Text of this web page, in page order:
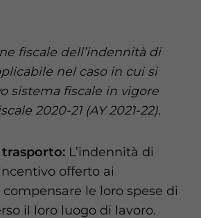
fiscale dell’indennità di
nel caso in cui si
sistema fiscale in vigore
2020-21 (AY 2021-22).
L’indennità di
offerto ai
le loro spese di
il loro luogo di lavoro.